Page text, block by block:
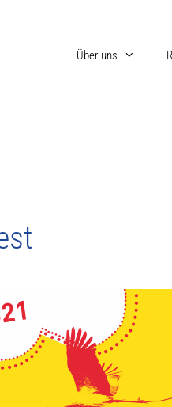
Über uns